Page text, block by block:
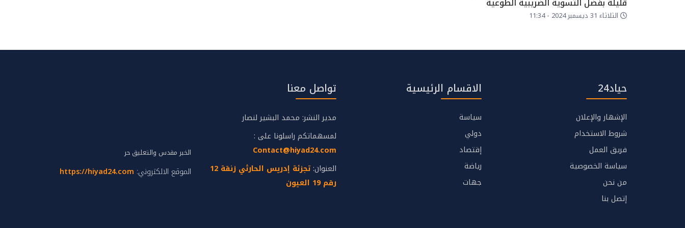
الثلاثاء 31 ديسمبر 2024 - 11:34
حياد24
الإشهار والإعلان
شروط الاستخدام
فريق العمل
سياسة الخصوصية
من نحن
إتصل بنا
الاقسام الرئيسية
سياسة
دولي
إقتصاد
رياضة
جهات
تواصل معنا
مدير النشر: محمد البشير لنصار
لمسهماتكم راسلونا على :
Contact@hiyad24.com
العنوان:
تجزئة إدريس الحارثي زنقة 12
رقم 19 العيون
الخبر مقدس والتعليق حر
الموقع الالكتروني: